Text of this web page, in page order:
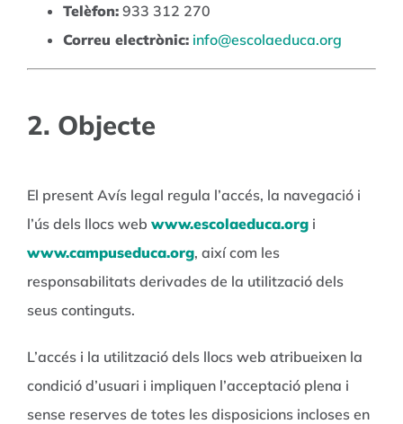
Telèfon: 933 312 270
Correu electrònic: info@escolaeduca.org
2. Objecte
El present Avís legal regula l’accés, la navegació i
l’ús dels llocs web www.escolaeduca.org i
www.campuseduca.org, així com les
responsabilitats derivades de la utilització dels
seus continguts.
L’accés i la utilització dels llocs web atribueixen la
condició d’usuari i impliquen l’acceptació plena i
sense reserves de totes les disposicions incloses en